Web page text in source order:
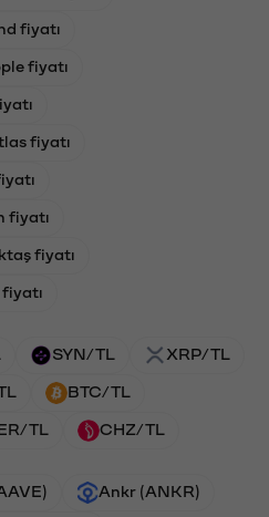
fiyatı
fiyatı
fiyatı
fiyatı
fiyatı
SYN/TL XRP/TL
BTC/TL
TL CHZ/TL
Ankr (ANKR)